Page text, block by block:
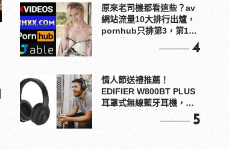
原來老司機都看這些？av
網站流量10大排行出爐，
pornhub只排第3，第1名
4
情人節送禮推薦！
EDIFIER W800BT PLUS
耳罩式無線藍牙耳機，在
5